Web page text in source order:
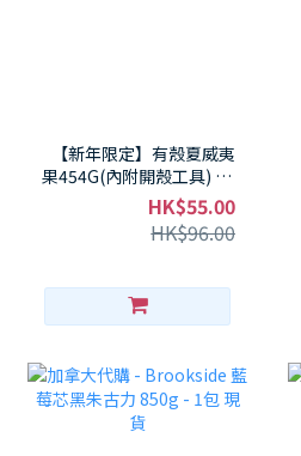
【新年限定】有殼夏威夷
果454G(內附開殼工具) - 1
包 - 現貨
HK$55.00
HK$96.00